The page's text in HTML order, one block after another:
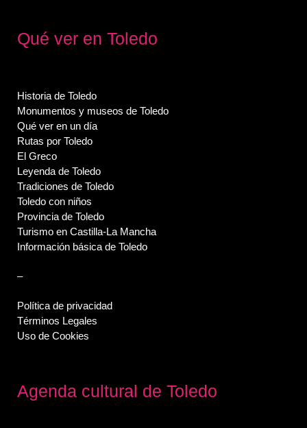
Qué ver en Toledo
Historia de Toledo
Monumentos y museos de Toledo
Qué ver en un día
Rutas por Toledo
El Greco
Leyenda de Toledo
Tradiciones de Toledo
Toledo con niños
Provincia de Toledo
Turismo en Castilla-La Mancha
Información básica de Toledo
–
Política de privacidad
Términos Legales
Uso de Cookies
Agenda cultural de Toledo